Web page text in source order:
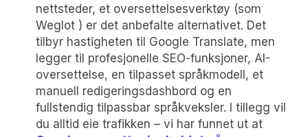
nettsteder, et oversettelsesverktøy (som
Weglot ) er det anbefalte alternativet. Det
tilbyr hastigheten til Google Translate, men
legger til profesjonelle SEO-funksjoner, AI-
oversettelse, en tilpasset språkmodell, et
manuell redigeringsdashbord og en
fullstendig tilpassbar språkveksler. I tillegg vil
du alltid eie trafikken – vi har funnet ut at